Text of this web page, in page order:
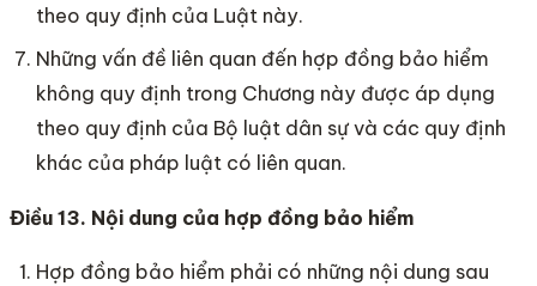
theo quy định của Luật này.
Những vấn đề liên quan đến hợp đồng bảo hiểm
không quy định trong Chương này được áp dụng
theo quy định của Bộ luật dân sự và các quy định
khác của pháp luật có liên quan.
Điều 13. Nội dung của hợp đồng bảo hiểm
Hợp đồng bảo hiểm phải có những nội dung sau